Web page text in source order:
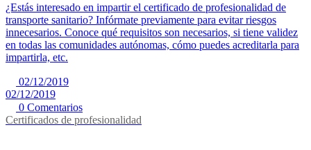
¿Estás interesado en impartir el certificado de profesionalidad de
transporte sanitario? Infórmate previamente para evitar riesgos
innecesarios. Conoce qué requisitos son necesarios, si tiene validez
en todas las comunidades autónomas, cómo puedes acreditarla para
impartirla, etc.
02/12/2019
02/12/2019
0 Comentarios
Certificados de profesionalidad